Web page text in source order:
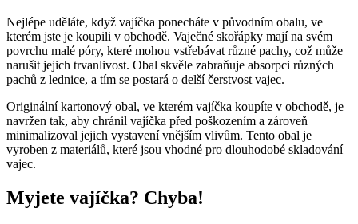
Nejlépe uděláte, když vajíčka ponecháte v původním obalu, ve
kterém jste je koupili v obchodě. Vaječné skořápky mají na svém
povrchu malé póry, které mohou vstřebávat různé pachy, což může
narušit jejich trvanlivost. Obal skvěle zabraňuje absorpci různých
pachů z lednice, a tím se postará o delší čerstvost vajec.
Originální kartonový obal, ve kterém vajíčka koupíte v obchodě, je
navržen tak, aby chránil vajíčka před poškozením a zároveň
minimalizoval jejich vystavení vnějším vlivům. Tento obal je
vyroben z materiálů, které jsou vhodné pro dlouhodobé skladování
vajec.
Myjete vajíčka? Chyba!